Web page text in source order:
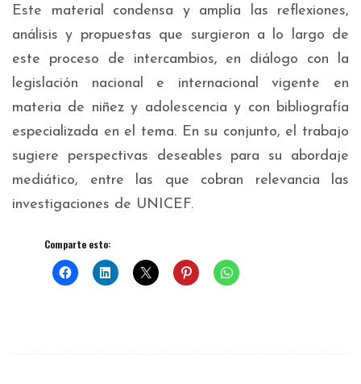
Este material condensa y amplía las reflexiones,
análisis y propuestas que surgieron a lo largo de
este proceso de intercambios, en diálogo con la
legislación nacional e internacional vigente en
materia de niñez y adolescencia y con bibliografía
especializada en el tema. En su conjunto, el trabajo
sugiere perspectivas deseables para su abordaje
mediático, entre las que cobran relevancia las
investigaciones de UNICEF.
Comparte esto: